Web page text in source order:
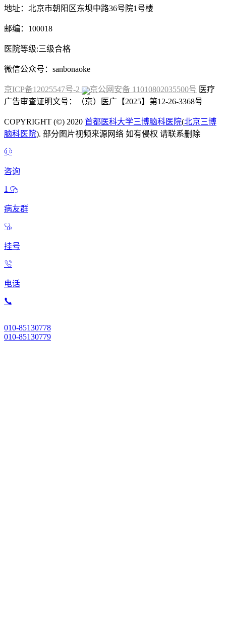
地址： 北京市朝阳区东坝中路36号院1号楼
邮编： 100018
医院等级:三级合格
微信公众号： sanbonaoke
京ICP备12025547号-2 京公网安备 11010802035500号 医疗
广告审查证明文号：（京）医广【2025】第12-26-3368号
COPYRIGHT (©) 2020 首都医科大学三博脑科医院(北京三博
脑科医院). 部分图片视频来源网络 如有侵权 请联系删除
咨询
1
病友群
挂号
电话
010-85130778
010-85130779